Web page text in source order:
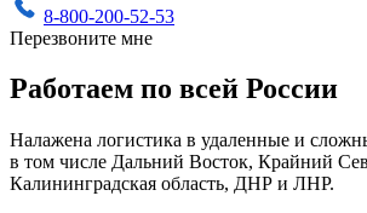
8-800-200-52-53
Перезвоните мне
Работаем по всей России
Налажена логистика в удаленные и
в том числе Дальний Восток, Крайний
Калининградская область, ДНР и ЛНР.